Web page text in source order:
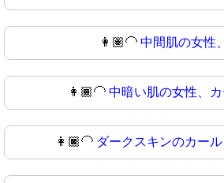
👩🏽‍🦲 中間肌の女性
👩🏾‍🦲 中暗い肌の女性、
👩🏿‍🦲 ダークスキンのカー